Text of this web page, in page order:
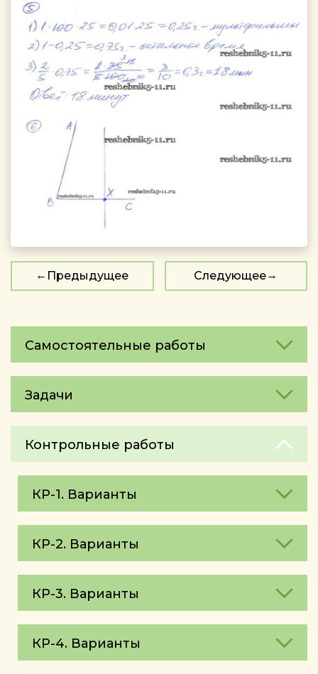
Предыдущее Следующее
Самостоятельные работы
Задачи
Контрольные работы
КР-1. Варианты
КР-2. Варианты
КР-3. Варианты
КР-4. Варианты